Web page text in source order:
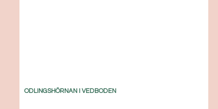
ODLINGSHÖRNAN I VEDBODEN